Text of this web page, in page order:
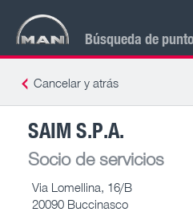
Búsqueda de
Cancelar y atrás
SAIM S.P.A.
Socio de servicios
Via Lomellina, 16/B
20090 Buccinasco